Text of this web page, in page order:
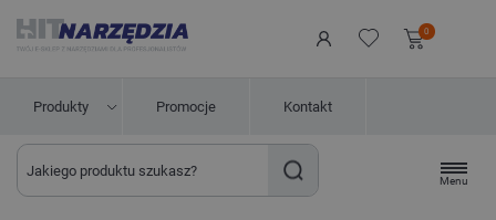
0
Produkty Promocje Kontakt
Menu